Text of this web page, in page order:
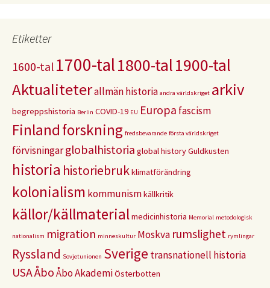
Etiketter
1600-tal 1700-tal1800-tal1900-tal
Aktualiteterallmän historia andra världskriget arkiv
begreppshistoria Berlin COVID-19 EU Europa fascism
Finlandforskning fredsbevarande första världskriget
förvisningarglobalhistoria global historyGuldkusten
historia historiebrukklimatförändring
kolonialism kommunismkällkritik
källor/källmaterialmedicinhistoria Memorial metodologisk
nationalism migration minneskultur Moskva rumslighet rymlingar
Ryssland Sovjetunionen Sverige transnationell historia
USAÅboÅbo AkademiÖsterbotten